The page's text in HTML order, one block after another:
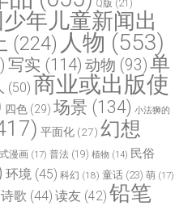
Q版 (21)
年儿童新闻出
(224) 人物 (553)
写实 (114) 动物 (93)单
(50) 商业或出版使
四色 (29) 场景 (134) 小法狮的
平面化 (27) 幻想
漫画 (17) 普法 (19) 植物 (14) 民俗
环境 (45) 科幻 (18) 童话 (23) 萌 (17)
诗歌 (44) 读友 (42) 铅笔